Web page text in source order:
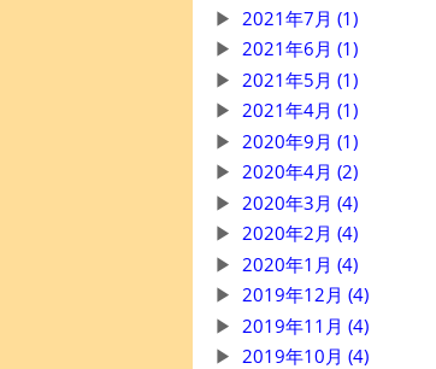
2021年7月 (1)
2021年6月 (1)
2021年5月 (1)
2021年4月 (1)
2020年9月 (1)
2020年4月 (2)
2020年3月 (4)
2020年2月 (4)
2020年1月 (4)
2019年12月 (4)
2019年11月 (4)
2019年10月 (4)